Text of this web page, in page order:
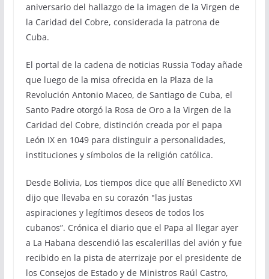
aniversario del hallazgo de la imagen de la Virgen de
la Caridad del Cobre, considerada la patrona de
Cuba.
El portal de la cadena de noticias Russia Today añade
que luego de la misa ofrecida en la Plaza de la
Revolución Antonio Maceo, de Santiago de Cuba, el
Santo Padre otorgó la Rosa de Oro a la Virgen de la
Caridad del Cobre, distinción creada por el papa
León IX en 1049 para distinguir a personalidades,
instituciones y símbolos de la religión católica.
Desde Bolivia, Los tiempos dice que allí Benedicto XVI
dijo que llevaba en su corazón "las justas
aspiraciones y legítimos deseos de todos los
cubanos”. Crónica el diario que el Papa al llegar ayer
a La Habana descendió las escalerillas del avión y fue
recibido en la pista de aterrizaje por el presidente de
los Consejos de Estado y de Ministros Raúl Castro,